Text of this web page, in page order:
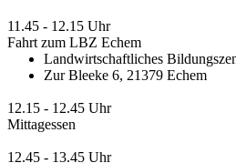
11.45 - 12.15 Uhr
Fahrt zum LBZ Echem
Landwirtschaftliches
Zur Bleeke 6, 21379 Echem
12.15 - 12.45 Uhr
Mittagessen
12.45 - 13.45 Uhr